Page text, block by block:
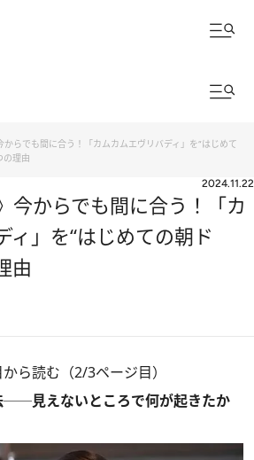
からでも間に合う！「カムカムエヴリバディ」を“はじめて
の理由
2024.11.22
今からでも間に合う！「カ
ィ」を“はじめての朝ド
由
ら読む（2/3ページ目）
──見えないところで何が起きたか